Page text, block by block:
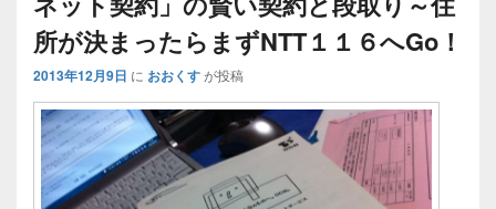
所が決まったらまずNTT１１６へGo！
2013年12月9日 に おおくすが投稿